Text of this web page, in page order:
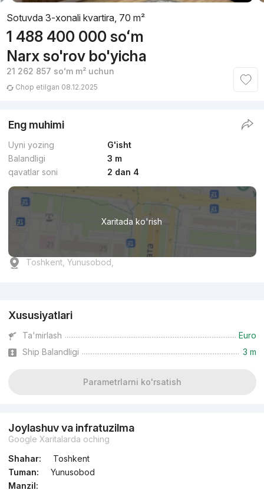
Sotuvda 3-xonali kvartira, 70 m²
1 488 400 000 soʻm
Narx so'rov bo'yicha
21 262 857 soʻmm² uchun
Chop etilgan 08.12.2025
Eng muhimi
Uyni yozing
G'isht
Balandligi
3 m
qavatlar soni
2 dan 4
Xaritada ko'rish
Toshkent, Yunusobod,
Xususiyatlari
Ta'mirlash
Euro
Ship Balandligi
3 m
Parametrlarni ko'rsatish
Joylashuv va infratuzilma
Google Xaritalarda oching
Shahar:
Toshkent
Tuman:
Yunusobod
Manzil: